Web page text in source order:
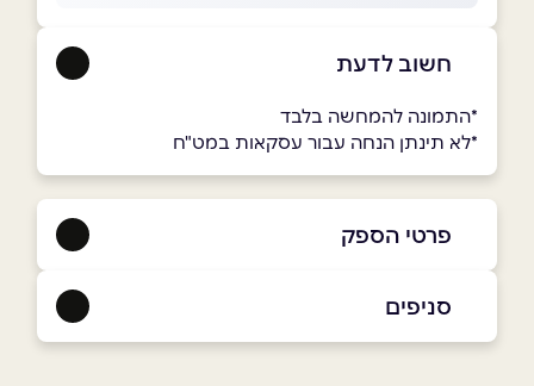
חשוב לדעת
*התמונה להמחשה בלבד
*לא תינתן הנחה עבור עסקאות במט"ח
פרטי הספק
סניפים